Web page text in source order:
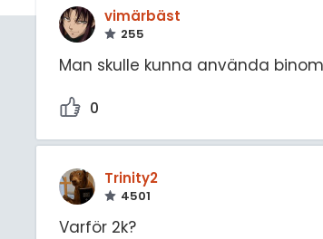
vimärbäst
255
Man skulle kunna använda
0
Trinity2
4501
Varför 2k?